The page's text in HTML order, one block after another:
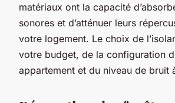
matériaux ont la capacité
sonores et d’atténuer leurs
votre logement. Le choix de
votre budget, de la configuration
appartement et du niveau de bruit